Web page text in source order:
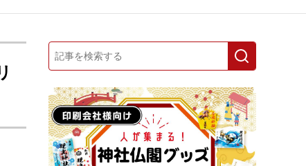
イベント
市場・統計 人事・移転・異動・訃報
中古印刷機・製本機特集
2022 検査・校正特集